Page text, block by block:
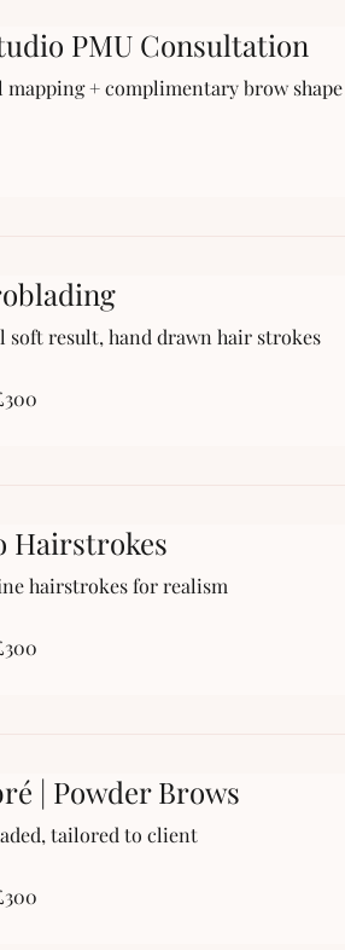
PMU Consultation
mapping + complimentary brow shape
soft result, hand drawn hair strokes
Hairstrokes
hairstrokes for realism
| Powder Brows
tailored to client